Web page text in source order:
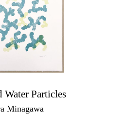
Water Particles
Minagawa